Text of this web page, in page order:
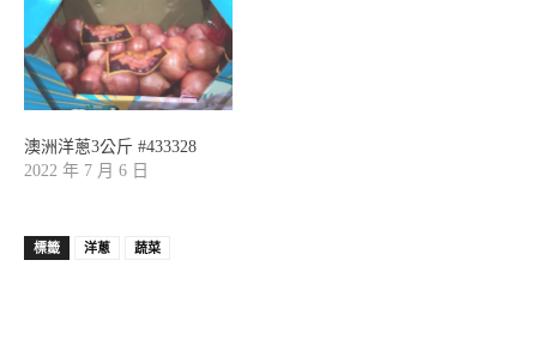
澳洲洋蔥3公斤 #433328
2022 年 7 月 6 日
標籤 洋蔥 蔬菜